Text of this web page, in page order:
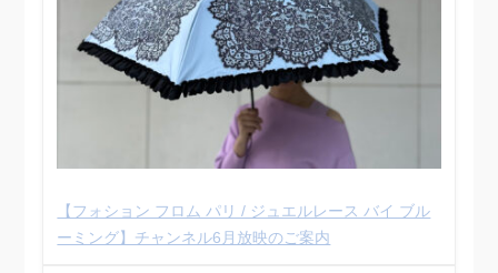
【フォション フロム パリ / ジュエルレース バイ ブル
ーミング】チャンネル6月放映のご案内